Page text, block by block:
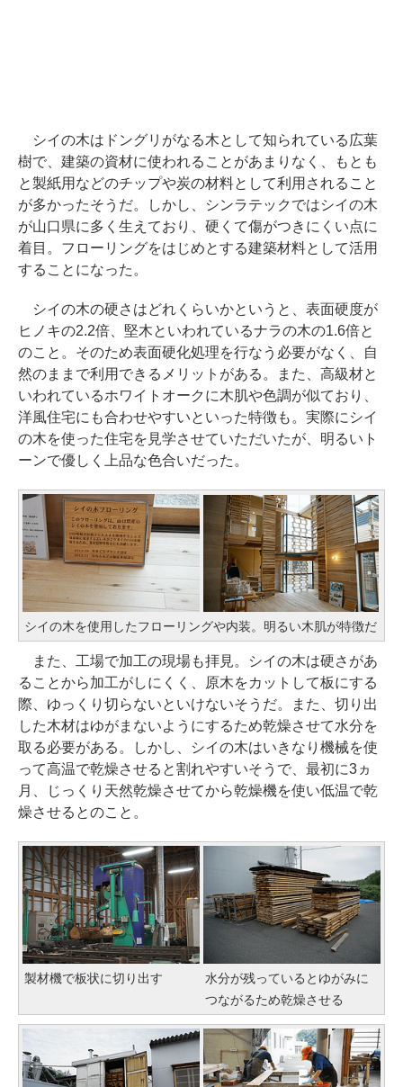
シイの木はドングリがなる木として知られている広葉
樹で、建築の資材に使われることがあまりなく、もとも
と製紙用などのチップや炭の材料として利用されること
が多かったそうだ。しかし、シンラテックではシイの木
が山口県に多く生えており、硬くて傷がつきにくい点に
着目。フローリングをはじめとする建築材料として活用
することになった。
シイの木の硬さはどれくらいかというと、表面硬度が
ヒノキの2.2倍、堅木といわれているナラの木の1.6倍と
のこと。そのため表面硬化処理を行なう必要がなく、自
然のままで利用できるメリットがある。また、高級材と
いわれているホワイトオークに木肌や色調が似ており、
洋風住宅にも合わせやすいといった特徴も。実際にシイ
の木を使った住宅を見学させていただいたが、明るいト
ーンで優しく上品な色合いだった。
シイの木を使用したフローリングや内装。明るい木肌が特徴だ
また、工場で加工の現場も拝見。シイの木は硬さがあ
ることから加工がしにくく、原木をカットして板にする
際、ゆっくり切らないといけないそうだ。また、切り出
した木材はゆがまないようにするため乾燥させて水分を
取る必要がある。しかし、シイの木はいきなり機械を使
って高温で乾燥させると割れやすいそうで、最初に3ヵ
月、じっくり天然乾燥させてから乾燥機を使い低温で乾
燥させるとのこと。
製材機で板状に切り出す
水分が残っているとゆがみに
つながるため乾燥させる